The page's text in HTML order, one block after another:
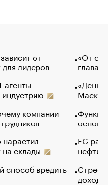
от
для лидеров
агенты
компании
нарастил
склады
способ вредить
«От
глава
Маск в
основ
ЕС
нефти